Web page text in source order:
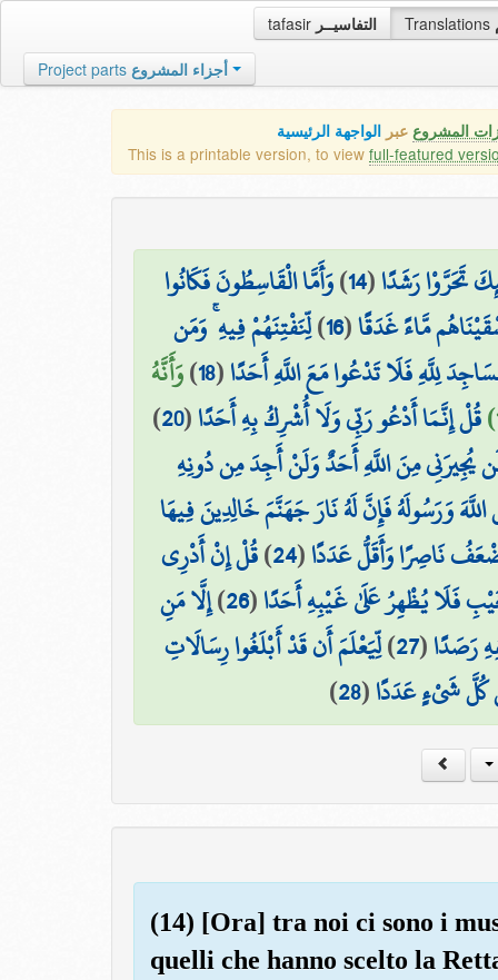
tafasir التفاسيــر Translations
Project parts أجزاء المشروع
المشروع عبر الواجهة الرئيسية
This is a printable version, to view full-featured
تَحَرَّوْا رَشَدًا(
14
)وَأَمَّا الْقَاسِطُونَ فَكَانُوا
مَّاءً غَدَقًا(
16
)لِّنَفْتِنَهُمْ فِيهِ ۚ وَمَن
لِلَّهِ فَلَا تَدْعُوا مَعَ اللَّهِ أَحَدًا(
18
)وَأَنَّهُ
قُلْ إِنَّمَا أَدْعُو رَبِّي وَلَا أُشْرِكُ بِهِ أَحَدًا(
20
)
يُجِيرَنِي مِنَ اللَّهِ أَحَدٌ وَلَنْ أَجِدَ مِن دُونِهِ
وَرَسُولَهُ فَإِنَّ لَهُ نَارَ جَهَنَّمَ خَالِدِينَ فِيهَا
نَاصِرًا وَأَقَلُّ عَدَدًا(
24
)قُلْ إِنْ أَدْرِي
فَلَا يُظْهِرُ عَلَىٰ غَيْبِهِ أَحَدًا(
26
)إِلَّا مَنِ
رَصَدًا(
27
)لِّيَعْلَمَ أَن قَدْ أَبْلَغُوا رِسَالَاتِ
كُلَّ شَيْءٍ عَدَدًا(
28
)
(14) [Ora] tra noi ci sono i
quelli che hanno scelto la